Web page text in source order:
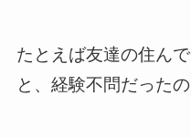
たとえば友達の住ん
と、経験不問だったの